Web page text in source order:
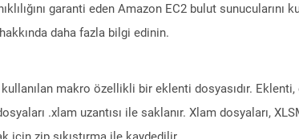
garanti eden Amazon EC2 bulut sunucularını
daha fazla bilgi edinin.
makro özellikli bir eklenti dosyasıdır.
.xlam uzantısı ile saklanır. Xlam dosyaları,